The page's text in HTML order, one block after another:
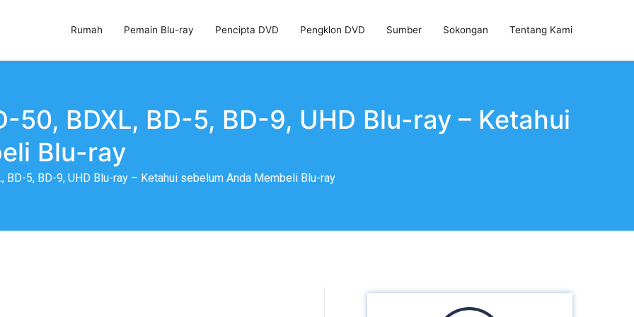
Rumah Pemain Blu-ray Pencipta DVD Pengklon DVD Sumber Sokongan Tentang Kami
50, BDXL, BD-5, BD-9, UHD Blu-ray – Ketahui
Blu-ray
BD-5, BD-9, UHD Blu-ray – Ketahui sebelum Anda Membeli Blu-ray